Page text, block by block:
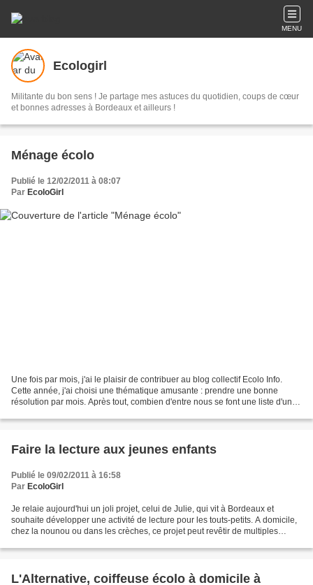
MENU
Ecologirl
Militante du bon sens ! Je partage mes astuces du quotidien, coups de cœur
et bonnes adresses à Bordeaux et ailleurs !
Ménage écolo
Publié le 12/02/2011 à 08:07
Par EcoloGirl
Une fois par mois, j'ai le plaisir de contribuer au blog collectif Ecolo Info.
Cette année, j'ai choisi une thématique amusante : prendre une bonne
résolution par mois. Après tout, combien d'entre nous se font une liste d'une
Faire la lecture aux jeunes enfants
Publié le 09/02/2011 à 16:58
Par EcoloGirl
Je relaie aujourd'hui un joli projet, celui de Julie, qui vit à Bordeaux et
souhaite développer une activité de lecture pour les touts-petits. A domicile,
chez la nounou ou dans les crèches, ce projet peut revêtir de multiples
L'Alternative, coiffeuse écolo à domicile à